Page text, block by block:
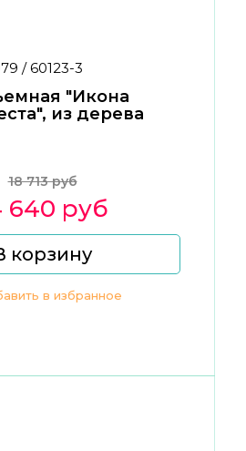
/ 60123-3
"Икона
из дерева
18 713 руб
640 руб
корзину
в избранное